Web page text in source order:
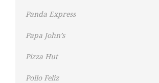
Panda Express
Papa John’s
Pizza Hut
Pollo Feliz